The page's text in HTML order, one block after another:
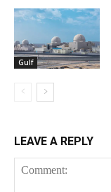
Gulf
LEAVE A REPLY